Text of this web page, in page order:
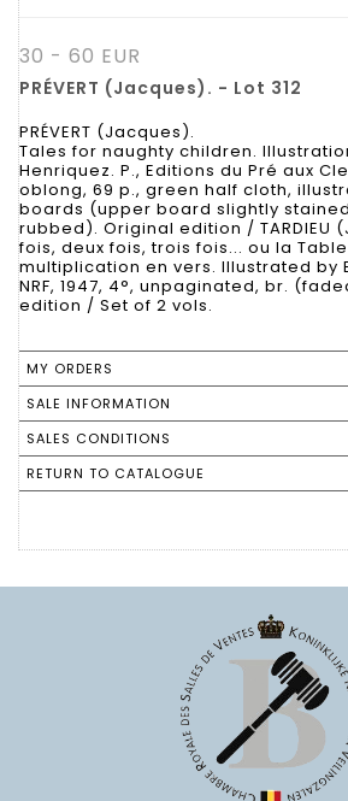
30 - 60 EUR
PRÉVERT (Jacques). - Lot 312
PRÉVERT (Jacques).
Tales for naughty children.
Henriquez. P., Editions du Pré aux
oblong, 69 p., green half cloth,
boards (upper board slightly
rubbed). Original edition / TARDIEU
fois, deux fois, trois fois... ou la
multiplication en vers. Illustrated by
NRF, 1947, 4°, unpaginated, br.
edition / Set of 2 vols.
MY ORDERS
SALE INFORMATION
SALES CONDITIONS
RETURN TO CATALOGUE